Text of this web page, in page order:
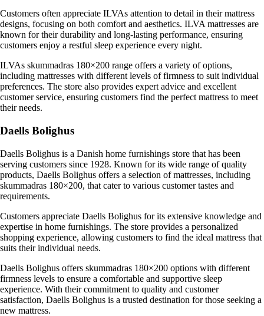
Customers often appreciate ILVAs attention to detail in their mattress
designs, focusing on both comfort and aesthetics. ILVA mattresses are
known for their durability and long-lasting performance, ensuring
customers enjoy a restful sleep experience every night.
ILVAs skummadras 180×200 range offers a variety of options,
including mattresses with different levels of firmness to suit individual
preferences. The store also provides expert advice and excellent
customer service, ensuring customers find the perfect mattress to meet
their needs.
Daells Bolighus
Daells Bolighus is a Danish home furnishings store that has been
serving customers since 1928. Known for its wide range of quality
products, Daells Bolighus offers a selection of mattresses, including
skummadras 180×200, that cater to various customer tastes and
requirements.
Customers appreciate Daells Bolighus for its extensive knowledge and
expertise in home furnishings. The store provides a personalized
shopping experience, allowing customers to find the ideal mattress that
suits their individual needs.
Daells Bolighus offers skummadras 180×200 options with different
firmness levels to ensure a comfortable and supportive sleep
experience. With their commitment to quality and customer
satisfaction, Daells Bolighus is a trusted destination for those seeking a
new mattress.